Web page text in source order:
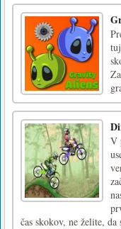
V
čas skokov, ne želite, da